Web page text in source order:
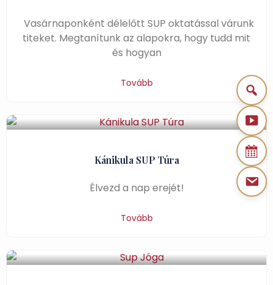
Vasárnaponként délelőtt SUP oktatással várunk
titeket. Megtanítunk az alapokra, hogy tudd mit
és hogyan
Tovább
Kánikula SUP Túra
Élvezd a nap erejét!
Tovább